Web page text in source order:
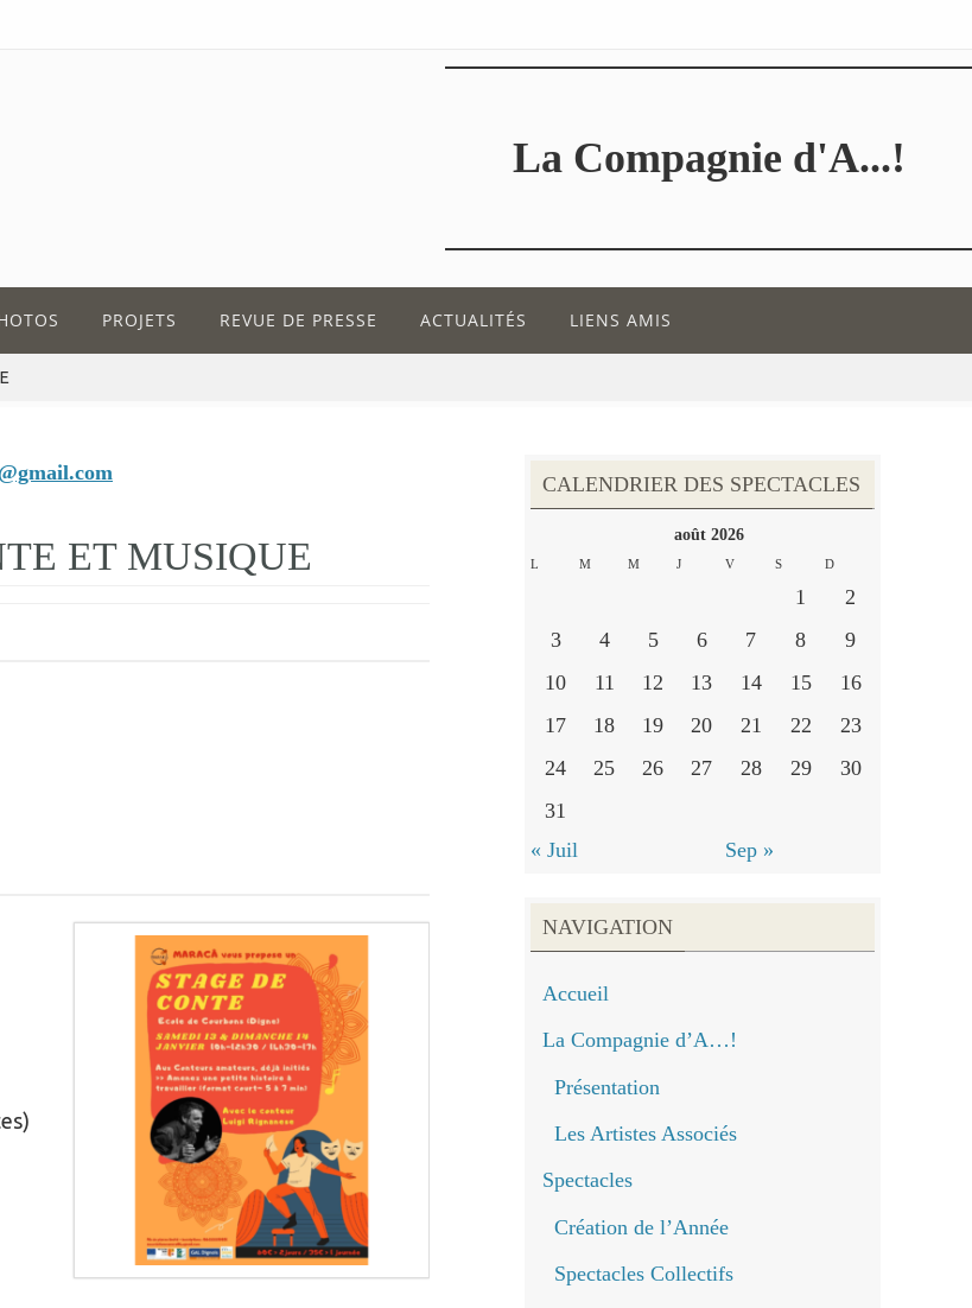
La Compagnie d'A...!
PROJETS REVUE DE PRESSE ACTUALITÉS LIENS AMIS
ET MUSIQUE
CALENDRIER DES SPECTACLES
août 2026
L M M J V S D
1
2
3
4 5 6 7 8
9
10
11 12 13 14 15
16
17
18 19 20 21 22
23
24
25 26 27 28 29
30
31
« Juil
Sep »
NAVIGATION
Accueil
La Compagnie d’A…!
Présentation
Les Artistes Associés
Spectacles
Création de l’Année
Spectacles Collectifs